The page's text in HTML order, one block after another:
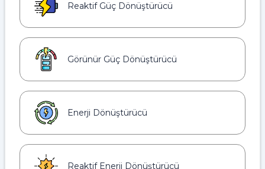
Reaktif Güç Dönüştürücü
Görünür Güç Dönüştürücü
Enerji Dönüştürücü
Reaktif Enerji Dönüştürücü